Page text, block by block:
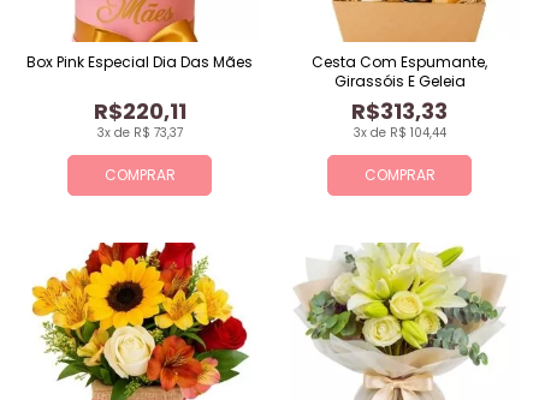
COMPRAR
3x de R$ 73,37
R$220,11
Box Pink Especial Dia Das Mães
COMPRAR
3x de R$ 104,44
R$313,33
Cesta Com Espumante,
Girassóis E Geleia